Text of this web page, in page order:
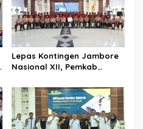
Lepas Kontingen Jambore
Nasional XII, Pemkab
Pramuka Jadi Duta
Karakter dan Kebanggaan
Daerah